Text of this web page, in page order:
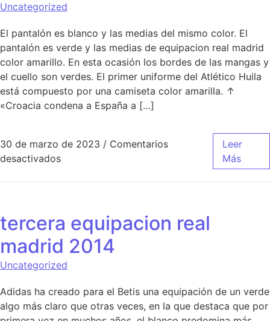
Uncategorized
El pantalón es blanco y las medias del mismo color. El
pantalón es verde y las medias de equipacion real madrid
color amarillo. En esta ocasión los bordes de las mangas y
el cuello son verdes. El primer uniforme del Atlético Huila
está compuesto por una camiseta color amarilla. ↑
«Croacia condena a España a […]
30 de marzo de 2023 / Comentarios
desactivadosen comprar camiseta real madrid final kiev
Leer
Más
tercera equipacion real
madrid 2014
Uncategorized
Adidas ha creado para el Betis una equipación de un verde
algo más claro que otras veces, en la que destaca que por